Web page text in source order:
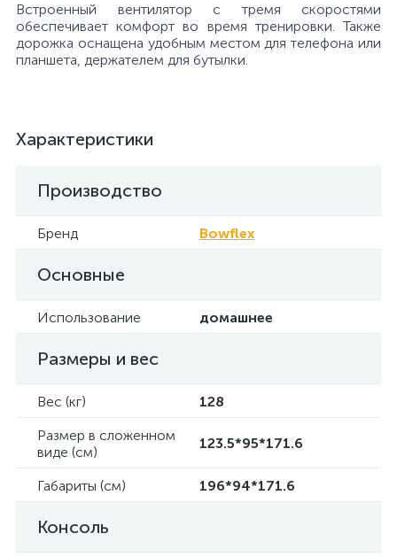
Встроенный вентилятор с тремя скоростями
обеспечивает комфорт во время тренировки. Также
дорожка оснащена удобным местом для телефона или
планшета, держателем для бутылки.
Характеристики
Производство
Бренд Bowflex
Основные
Использование домашнее
Размеры и вес
Вес (кг)
128
Размер в сложенном
виде (см)
123.5*95*171.6
Габариты (см) 196*94*171.6
Консоль